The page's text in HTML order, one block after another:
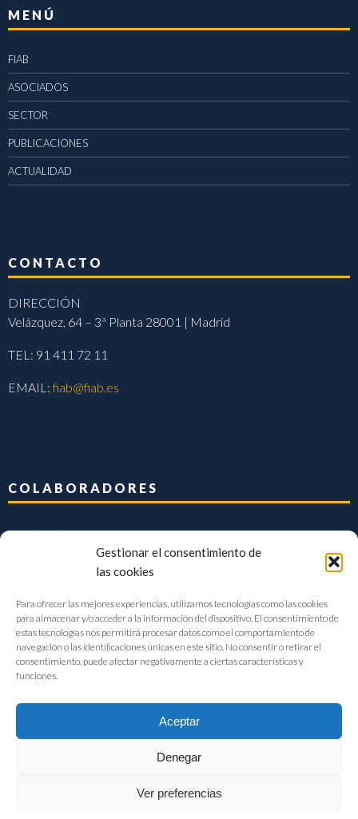
Gestionar el consentimiento de
las cookies
Para ofrecer las mejores experiencias, utilizamos tecnologías como las cookies
para almacenar y/o acceder a la información del dispositivo. El consentimiento de
estas tecnologías nos permitirá procesar datos como el comportamiento de
navegación o las identificaciones únicas en este sitio. No consentir o retirar el
consentimiento, puede afectar negativamente a ciertas características y
funciones.
Aceptar
Denegar
Ver preferencias
MENÚ
FIAB
ASOCIADOS
SECTOR
PUBLICACIONES
ACTUALIDAD
CONTACTO
DIRECCIÓN
Velázquez, 64 – 3ª Planta 28001 | Madrid
TEL: 91 411 72 11
EMAIL:fiab@fiab.es
COLABORADORES
FIAB Federación Española de Industrias de la Alimentación y Bebidas